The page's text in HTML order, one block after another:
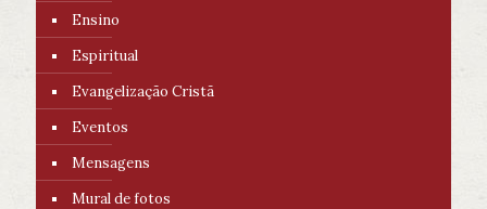
Ensino
Espiritual
Evangelização Cristã
Eventos
Mensagens
Mural de fotos